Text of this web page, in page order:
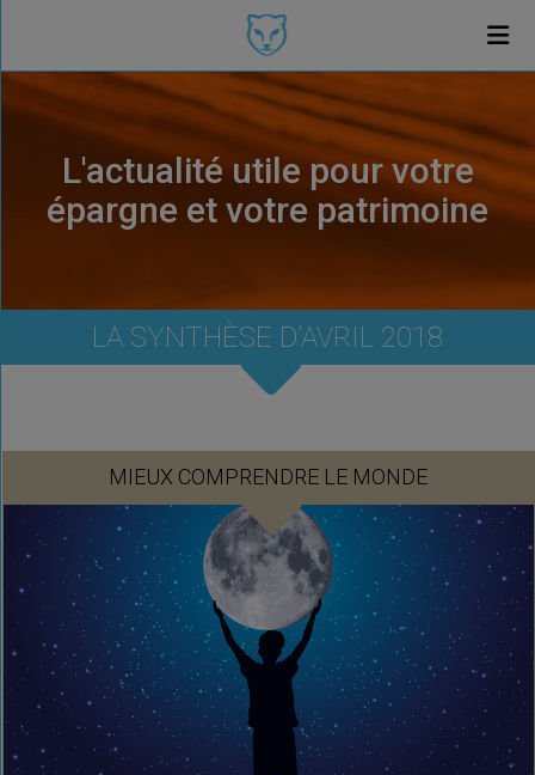
L'actualité utile pour votre
épargne et votre patrimoine
LA SYNTHÈSE D’AVRIL 2018
MIEUX COMPRENDRE LE MONDE